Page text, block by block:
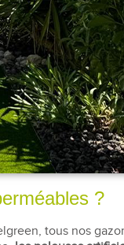
?
tous nos